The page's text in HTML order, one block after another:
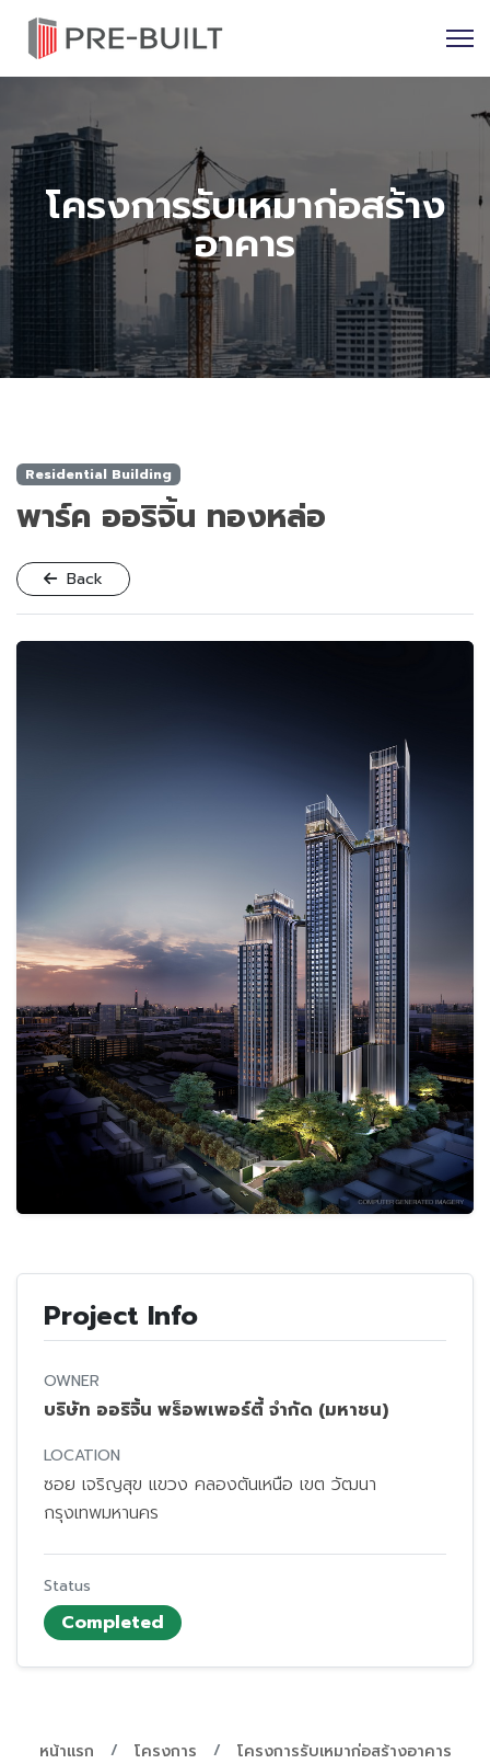
โครงการรับเหมาก่อสร้าง
อาคาร
Residential Building
พาร์ค ออริจิ้น ทองหล่อ
Back
Project Info
OWNER
บริษัท ออริจิ้น พร็อพเพอร์ตี้ จำกัด (มหาชน)
LOCATION
ซอย เจริญสุข แขวง คลองตันเหนือ เขต วัฒนา
กรุงเทพมหานคร
Status
Completed
หน้าแรก โครงการ
โครงการรับเหมาก่อสร้างอาคาร